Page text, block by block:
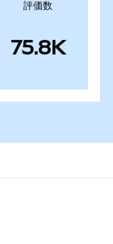
評価数
75.8K